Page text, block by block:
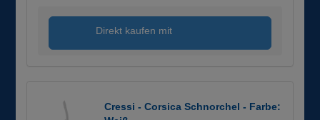
Direkt kaufen mit
Cressi - Corsica Schnorchel - Farbe: